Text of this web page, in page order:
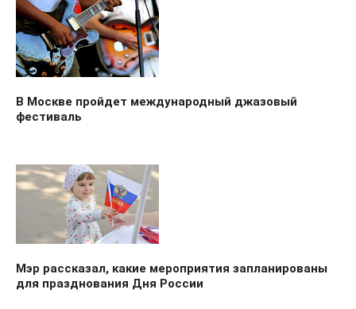
В Москве пройдет международный джазовый
фестиваль
Мэр рассказал, какие мероприятия запланированы
для празднования Дня России